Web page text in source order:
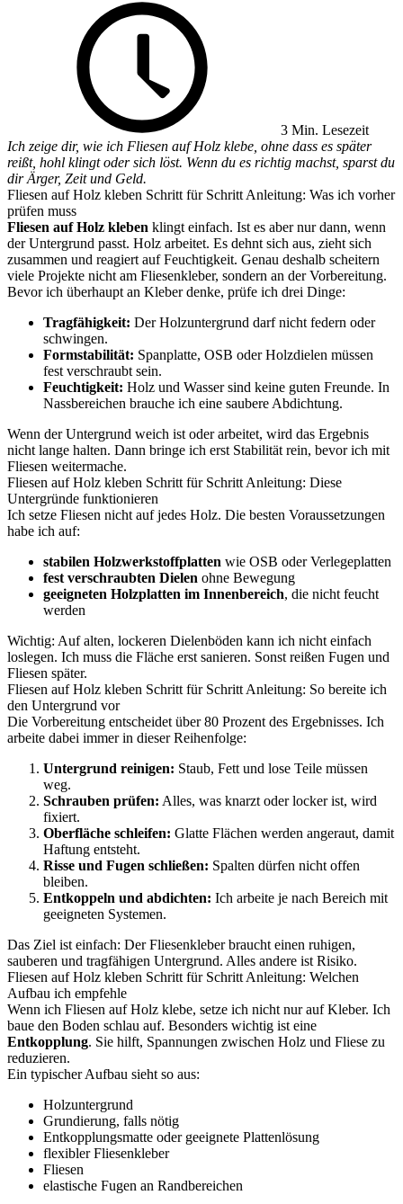
3 Min. Lesezeit
Ich zeige dir, wie ich Fliesen auf Holz klebe, ohne dass es später
reißt, hohl klingt oder sich löst. Wenn du es richtig machst, sparst du
dir Ärger, Zeit und Geld.
Fliesen auf Holz kleben Schritt für Schritt Anleitung: Was ich vorher
prüfen muss
Fliesen auf Holz kleben klingt einfach. Ist es aber nur dann, wenn
der Untergrund passt. Holz arbeitet. Es dehnt sich aus, zieht sich
zusammen und reagiert auf Feuchtigkeit. Genau deshalb scheitern
viele Projekte nicht am Fliesenkleber, sondern an der Vorbereitung.
Bevor ich überhaupt an Kleber denke, prüfe ich drei Dinge:
Tragfähigkeit: Der Holzuntergrund darf nicht federn oder
schwingen.
Formstabilität: Spanplatte, OSB oder Holzdielen müssen
fest verschraubt sein.
Feuchtigkeit: Holz und Wasser sind keine guten Freunde. In
Nassbereichen brauche ich eine saubere Abdichtung.
Wenn der Untergrund weich ist oder arbeitet, wird das Ergebnis
nicht lange halten. Dann bringe ich erst Stabilität rein, bevor ich mit
Fliesen weitermache.
Fliesen auf Holz kleben Schritt für Schritt Anleitung: Diese
Untergründe funktionieren
Ich setze Fliesen nicht auf jedes Holz. Die besten Voraussetzungen
habe ich auf:
stabilen Holzwerkstoffplatten wie OSB oder Verlegeplatten
fest verschraubten Dielen ohne Bewegung
geeigneten Holzplatten im Innenbereich, die nicht feucht
werden
Wichtig: Auf alten, lockeren Dielenböden kann ich nicht einfach
loslegen. Ich muss die Fläche erst sanieren. Sonst reißen Fugen und
Fliesen später.
Fliesen auf Holz kleben Schritt für Schritt Anleitung: So bereite ich
den Untergrund vor
Die Vorbereitung entscheidet über 80 Prozent des Ergebnisses. Ich
arbeite dabei immer in dieser Reihenfolge:
Untergrund reinigen: Staub, Fett und lose Teile müssen
weg.
Schrauben prüfen: Alles, was knarzt oder locker ist, wird
fixiert.
Oberfläche schleifen: Glatte Flächen werden angeraut, damit
Haftung entsteht.
Risse und Fugen schließen: Spalten dürfen nicht offen
bleiben.
Entkoppeln und abdichten: Ich arbeite je nach Bereich mit
geeigneten Systemen.
Das Ziel ist einfach: Der Fliesenkleber braucht einen ruhigen,
sauberen und tragfähigen Untergrund. Alles andere ist Risiko.
Fliesen auf Holz kleben Schritt für Schritt Anleitung: Welchen
Aufbau ich empfehle
Wenn ich Fliesen auf Holz klebe, setze ich nicht nur auf Kleber. Ich
baue den Boden schlau auf. Besonders wichtig ist eine
Entkopplung. Sie hilft, Spannungen zwischen Holz und Fliese zu
reduzieren.
Ein typischer Aufbau sieht so aus:
Holzuntergrund
Grundierung, falls nötig
Entkopplungsmatte oder geeignete Plattenlösung
flexibler Fliesenkleber
Fliesen
elastische Fugen an Randbereichen